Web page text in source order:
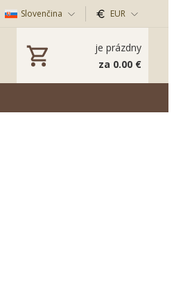
Slovenčina EUR
je prázdny
za 0.00 €